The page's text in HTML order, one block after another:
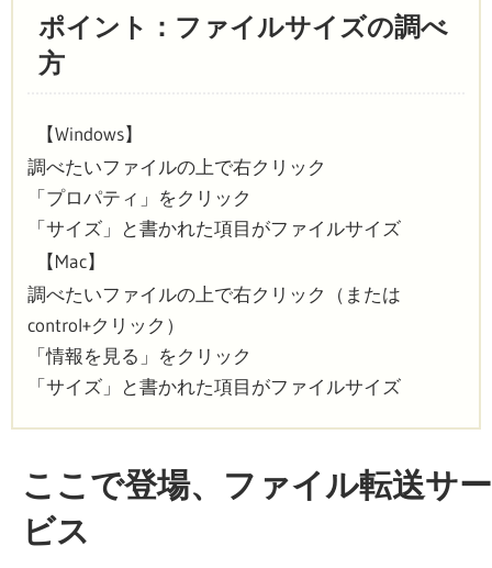
ポイント：ファイルサイズの調べ
方
【Windows】
調べたいファイルの上で右クリック
「プロパティ」をクリック
「サイズ」と書かれた項目がファイルサイズ
【Mac】
調べたいファイルの上で右クリック（または
control+クリック）
「情報を見る」をクリック
「サイズ」と書かれた項目がファイルサイズ
ここで登場、ファイル転送サー
ビス